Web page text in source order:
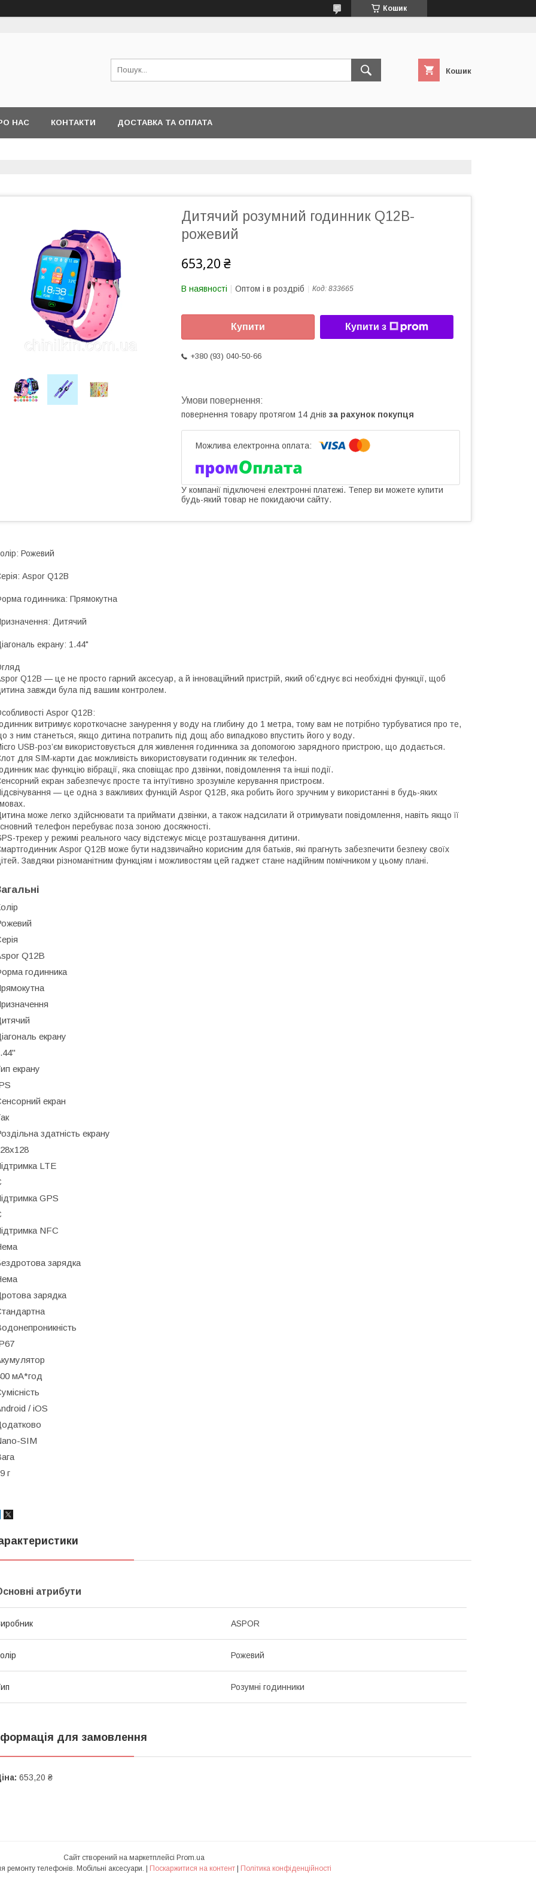
Кошик
Кошик
НАС КОНТАКТИ ДОСТАВКА ТА ОПЛАТА
Дитячий розумний годинник Q12B-
рожевий
653,20 ₴
В наявності Оптом і в роздріб Код: 833665
Купити Купити з
+380 (93) 040-50-66
повернення товару протягом 14 днів за рахунок покупця
У компанії підключені електронні платежі. Тепер ви можете купити
будь-який товар не покидаючи сайту.
Рожевий
Aspor Q12B
годинника: Прямокутна
Дитячий
екрану: 1.44"
Q12B — це не просто гарний аксесуар, а й інноваційний пристрій, який об’єднує всі необхідні функції, щоб
завжди була під вашим контролем.
Aspor Q12B:
витримує короткочасне занурення у воду на глибину до 1 метра, тому вам не потрібно турбуватися про те,
з ним станеться, якщо дитина потрапить під дощ або випадково впустить його у воду.
USB-роз’єм використовується для живлення годинника за допомогою зарядного пристрою, що додається.
для SIM-карти дає можливість використовувати годинник як телефон.
має функцію вібрації, яка сповіщає про дзвінки, повідомлення та інші події.
екран забезпечує просте та інтуїтивно зрозуміле керування пристроєм.
— це одна з важливих функцій Aspor Q12B, яка робить його зручним у використанні в будь-яких
може легко здійснювати та приймати дзвінки, а також надсилати й отримувати повідомлення, навіть якщо її
телефон перебуває поза зоною досяжності.
трекер у режимі реального часу відстежує місце розташування дитини.
Aspor Q12B може бути надзвичайно корисним для батьків, які прагнуть забезпечити безпеку своїх
Завдяки різноманітним функціям і можливостям цей гаджет стане надійним помічником у цьому плані.
Q12B
годинника
екрану
екрану
екран
здатність екрану
LTE
GPS
NFC
зарядка
зарядка
мА*год
/ iOS
SIM
г
атрибути
ASPOR
Рожевий
Розумні годинники
для замовлення
653,20 ₴
Сайт створений на маркетплейсі Prom.ua
CHINILKIN - все для ремонту телефонів. Мобільні аксесуари. | Поскаржитися на контент | Політика конфіденційності